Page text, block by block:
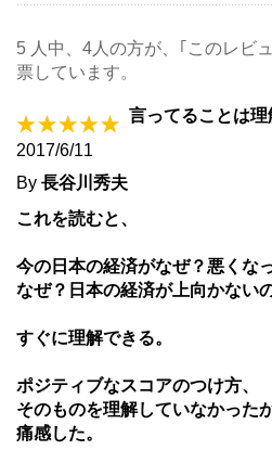
5 人中、4人の方が、｢このレビ
票しています。
言ってることは理
2017/6/11
By 長谷川秀夫
これを読むと、
今の日本の経済がなぜ？悪くな
なぜ？日本の経済が上向かない
すぐに理解できる。
ポジティブなスコアのつけ方、
そのものを理解していなかった
痛感した。